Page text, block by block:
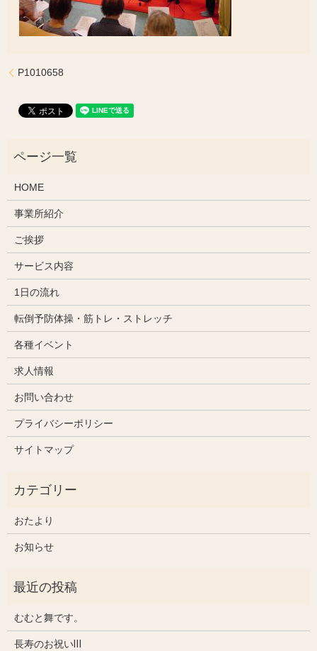
P1010658
HOME
事業所紹介
ご挨拶
サービス内容
1日の流れ
転倒予防体操・筋トレ・ストレッチ
各種イベント
求人情報
お問い合わせ
プライバシーポリシー
サイトマップ
おたより
お知らせ
むむと舞です。
長寿のお祝いⅢ